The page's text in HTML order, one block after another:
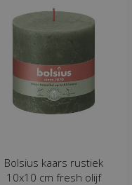
Bolsius kaars rustiek
10x10 cm fresh olijf